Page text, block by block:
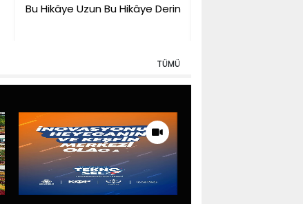
Bu Hikâye Uzun Bu Hikâye Derin
TÜMÜ